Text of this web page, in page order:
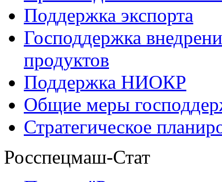
Поддержка экспорта
Господдержка
продуктов
Поддержка НИОКР
Общие меры
Стратегическое
Росспецмаш-Стат